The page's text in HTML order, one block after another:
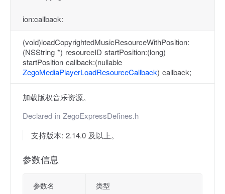
ion:callback:
(void)loadCopyrightedMusicResourceWithPosition:
(NSString *) resourceID startPosition:(long)
startPosition callback:(nullable
ZegoMediaPlayerLoadResourceCallback) callback;
加载版权音乐资源。
Declared in ZegoExpressDefines.h
支持版本: 2.14.0 及以上。
参数信息
参数名 类型